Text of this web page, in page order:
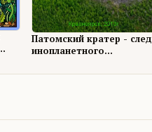
Патомский кратер - след
инопланетного